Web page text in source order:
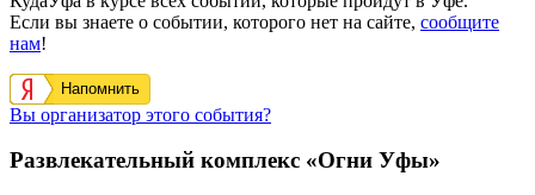
Если вы знаете о событии, которого нет на сайте, сообщите
нам!
Напомнить
Вы организатор этого события?
Развлекательный комплекс «Огни Уфы»